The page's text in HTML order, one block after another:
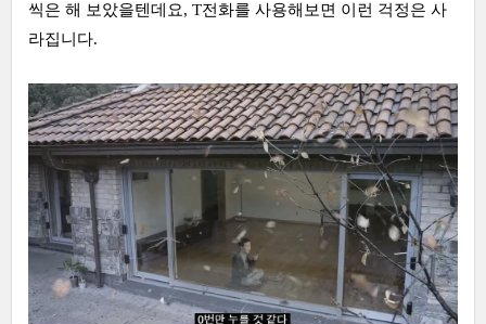
씩은 해 보았을텐데요, T전화를 사용해보면 이런 걱정은 사
라집니다.